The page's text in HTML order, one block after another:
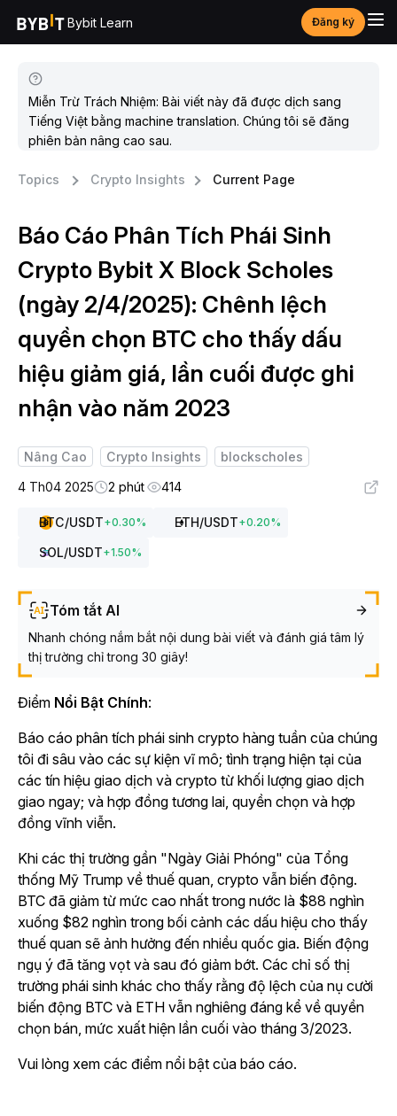
Bybit Learn Đăng ký
Miễn Trừ Trách Nhiệm: Bài viết này đã được dịch sang
Tiếng Việt bằng machine translation. Chúng tôi sẽ đăng
phiên bản nâng cao sau.
Topics Crypto Insights Current Page
Báo Cáo Phân Tích Phái Sinh
Crypto Bybit X Block Scholes
(ngày 2/4/2025): Chênh lệch
quyền chọn BTC cho thấy dấu
hiệu giảm giá, lần cuối được ghi
nhận vào năm 2023
Nâng Cao Crypto Insights
blockscholes
4 Th04 2025
2 phút 414
BTC/USDT+0.30% ETH/USDT+0.20%
SOL/USDT+1.50%
Tóm tắt AI
Nhanh chóng nắm bắt nội dung bài viết và đánh giá tâm lý
thị trường chỉ trong 30 giây!
Điểm Nổi Bật Chính:
Báo cáo phân tích phái sinh crypto hàng tuần của chúng
tôi đi sâu vào các sự kiện vĩ mô; tình trạng hiện tại của
các tín hiệu giao dịch và crypto từ khối lượng giao dịch
giao ngay; và hợp đồng tương lai, quyền chọn và hợp
đồng vĩnh viễn.
Khi các thị trường gần "Ngày Giải Phóng" của Tổng
thống Mỹ Trump về thuế quan, crypto vẫn biến động.
BTC đã giảm từ mức cao nhất trong nước là $88 nghìn
xuống $82 nghìn trong bối cảnh các dấu hiệu cho thấy
thuế quan sẽ ảnh hưởng đến nhiều quốc gia. Biến động
ngụ ý đã tăng vọt và sau đó giảm bớt. Các chỉ số thị
trường phái sinh khác cho thấy rằng độ lệch của nụ cười
biến động BTC và ETH vẫn nghiêng đáng kể về quyền
chọn bán, mức xuất hiện lần cuối vào tháng 3/2023.
Vui lòng xem các điểm nổi bật của báo cáo.